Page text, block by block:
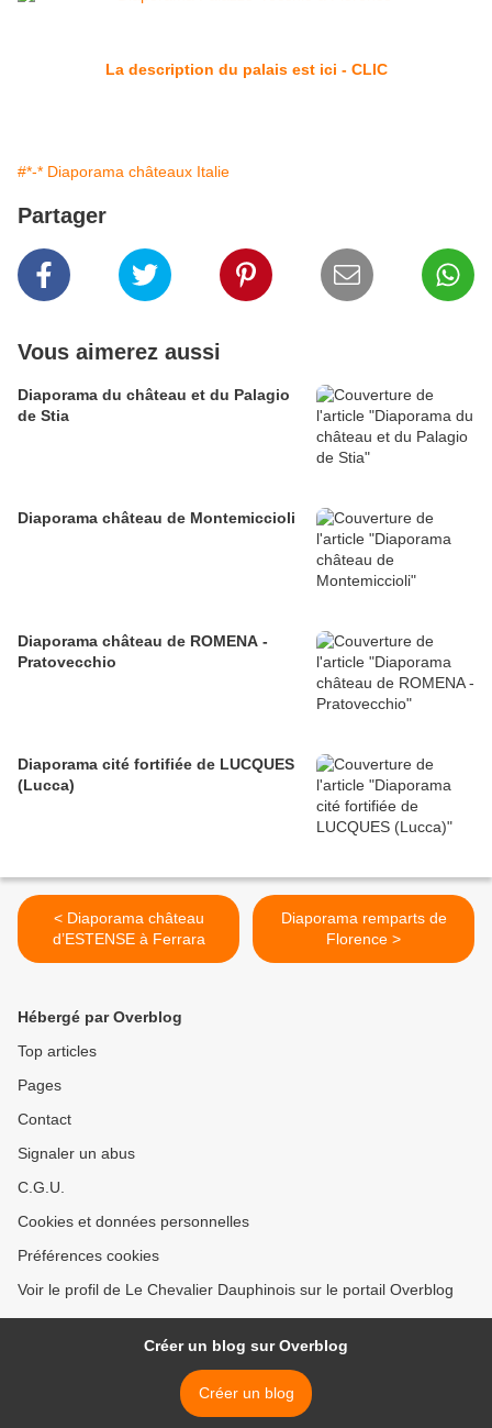
La description du palais est ici - CLIC
#*-* Diaporama châteaux Italie
Partager
Vous aimerez aussi
Diaporama du château et du Palagio
de Stia
Diaporama château de Montemiccioli
Diaporama château de ROMENA -
Pratovecchio
Diaporama cité fortifiée de LUCQUES
(Lucca)
< Diaporama château
d’ESTENSE à Ferrara
Diaporama remparts de
Florence >
Hébergé par Overblog
Top articles
Pages
Contact
Signaler un abus
C.G.U.
Cookies et données personnelles
Préférences cookies
Voir le profil de Le Chevalier Dauphinois sur le portail Overblog
Créer un blog sur Overblog
Créer un blog